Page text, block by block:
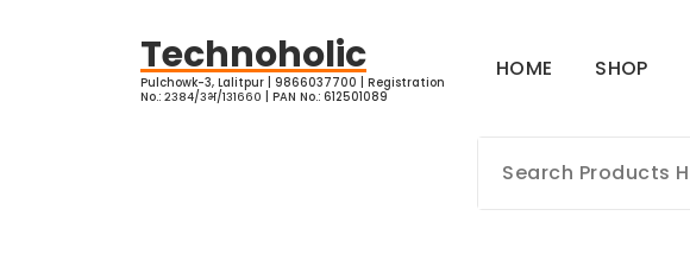
Technoholic
Pulchowk-3, Lalitpur | 9866037700 | Registration
No.: २३८४/३भ/१३१६६० | PAN No.: 612501089
HOME SHOP